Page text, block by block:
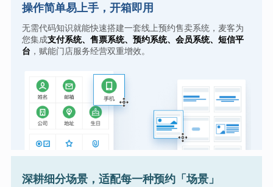
操作简单易上手，开箱即用
无需代码知识就能快速搭建一套线上预约售卖系统，麦客为
您集成支付系统、售票系统、预约系统、会员系统、短信平
台 ，赋能门店服务经营双重增效。
深耕细分场景，适配每一种预约「场景」